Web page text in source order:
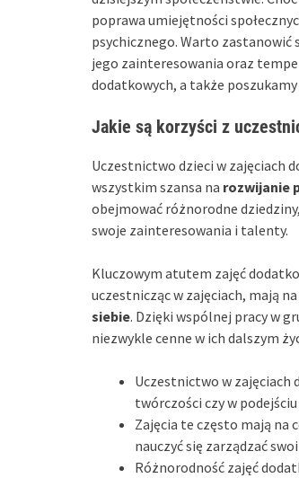
poprawa umiejętności
psychicznego. Warto zastanowić
jego zainteresowania oraz
dodatkowych, a także
Jakie są korzyści z
Uczestnictwo dzieci w zajęciach
wszystkim szansa na rozwijanie
obejmować różnorodne
swoje zainteresowania i talenty.
Kluczowym atutem zajęć
uczestnicząc w zajęciach, mają
siebie. Dzięki wspólnej pracy w
niezwykle cenne w ich dalszym
Uczestnictwo w zajęciach
twórczości czy w
Zajęcia te często mają na
nauczyć się zarządzać
Różnorodność zajęć